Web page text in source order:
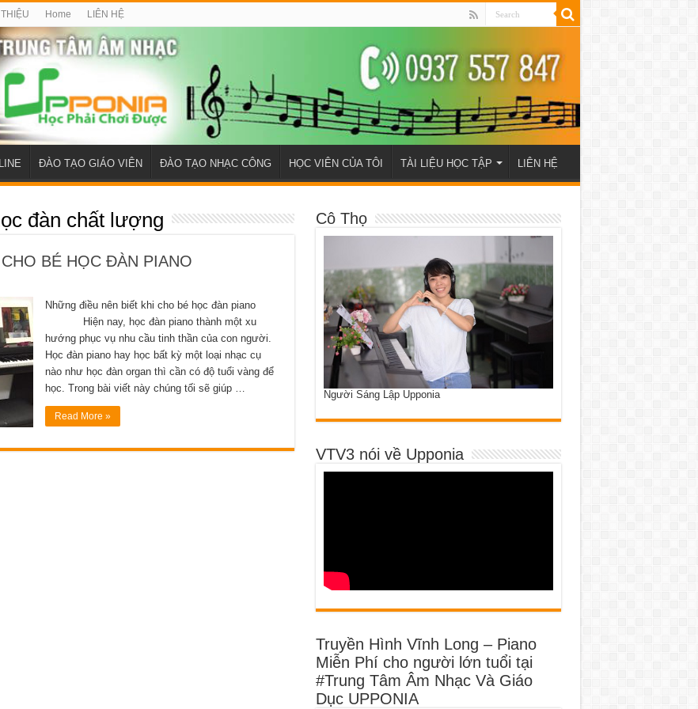
Home LIÊN HỆ
ĐÀO TẠO GIÁO VIÊN ĐÀO TẠO NHẠC CÔNG HỌC VIÊN CỦA TÔI TÀI LIỆU HỌC TẬP LIÊN HỆ
đàn chất lượng
BÉ HỌC ĐÀN PIANO
Những điều nên biết khi cho bé học đàn piano
Hiện nay, học đàn piano thành một xu
hướng phục vụ nhu cầu tinh thần của con người.
Học đàn piano hay học bất kỳ một loại nhạc cụ
nào như học đàn organ thì cần có độ tuổi vàng để
học. Trong bài viết này chúng tối sẽ giúp …
Read More »
Cô Thọ
Người Sáng Lập Upponia
VTV3 nói về Upponia
Truyền Hình Vĩnh Long – Piano
Miễn Phí cho người lớn tuổi tại
#Trung Tâm Âm Nhạc Và Giáo
Dục UPPONIA